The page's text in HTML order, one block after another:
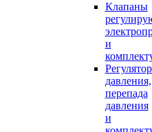
Клапаны
и
давления,
перепада
давления
и